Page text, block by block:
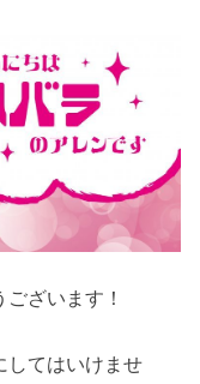
ざいます！
してはいけませ